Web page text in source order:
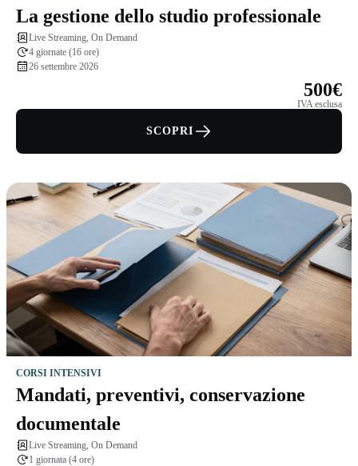
La gestione dello studio professionale
Live Streaming, On Demand
4 giornate (16 ore)
26 settembre 2026
500€
IVA esclusa
SCOPRI
CORSI INTENSIVI
Mandati, preventivi, conservazione
documentale
Live Streaming, On Demand
1 giornata (4 ore)